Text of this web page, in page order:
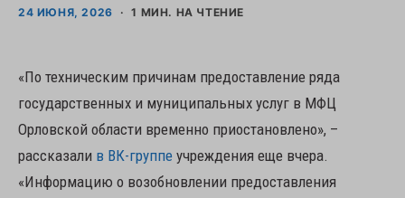
24 ИЮНЯ, 2026 1 МИН. НА ЧТЕНИЕ
«По техническим причинам предоставление ряда
государственных и муниципальных услуг в МФЦ
Орловской области временно приостановлено», –
рассказали в ВК-группе учреждения еще вчера.
«Информацию о возобновлении предоставления